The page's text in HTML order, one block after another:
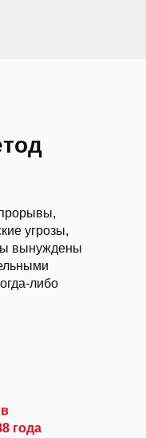
прорывы,
угрозы,
вынуждены
либо
года